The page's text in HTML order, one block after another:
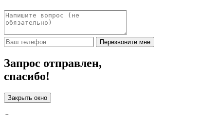
Перезвоните мне
Запрос отправлен,
спасибо!
Закрыть окно